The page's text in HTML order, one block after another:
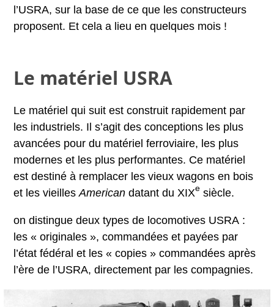
l’USRA, sur la base de ce que les constructeurs
proposent. Et cela a lieu en quelques mois !
Le matériel USRA
Le matériel qui suit est construit rapidement par
les industriels. Il s’agit des conceptions les plus
avancées pour du matériel ferroviaire, les plus
modernes et les plus performantes. Ce matériel
est destiné à remplacer les vieux wagons en bois
et les vieilles American datant du XIXe siècle.
on distingue deux types de locomotives USRA :
les « originales », commandées et payées par
l’état fédéral et les « copies » commandées après
l’ère de l’USRA, directement par les compagnies.